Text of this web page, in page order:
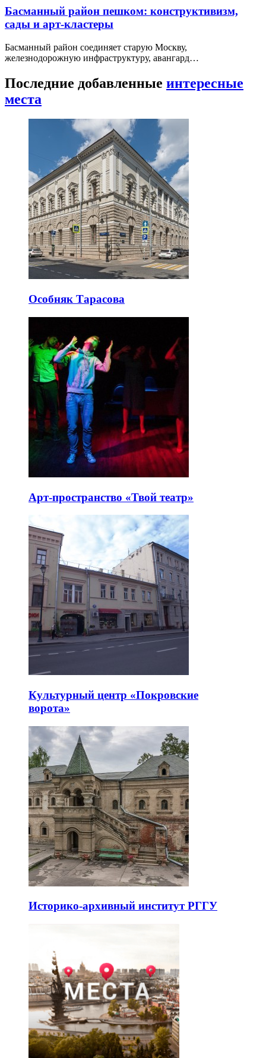
Басманный район пешком: конструктивизм,
сады и арт-кластеры
Басманный район соединяет старую Москву,
железнодорожную инфраструктуру, авангард…
Последние добавленные интересные
места
Особняк Тарасова
Арт-пространство «Твой театр»
Культурный центр «Покровские
ворота»
Историко-архивный институт РГГУ